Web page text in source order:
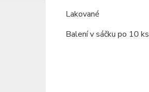
Lakované
Balení v sáčku po 10 ks